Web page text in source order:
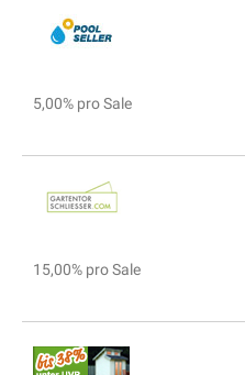
5,00% pro Sale
15,00% pro Sale